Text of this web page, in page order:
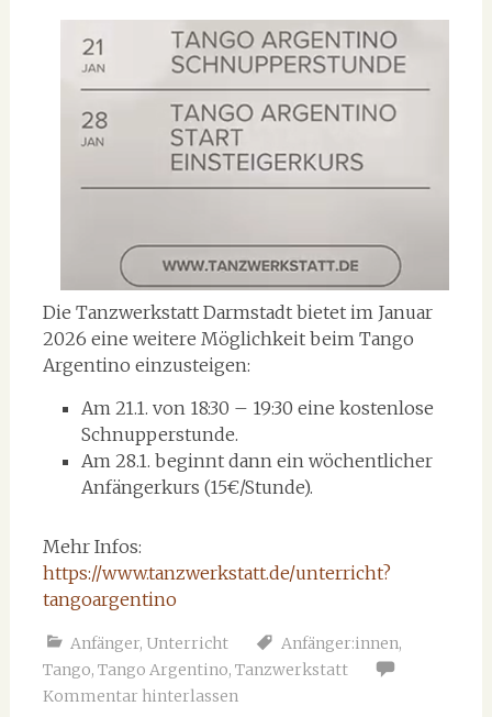
Die Tanzwerkstatt Darmstadt bietet im Januar
2026 eine weitere Möglichkeit beim Tango
Argentino einzusteigen:
Am 21.1. von 18:30 – 19:30 eine kostenlose
Schnupperstunde.
Am 28.1. beginnt dann ein wöchentlicher
Anfängerkurs (15€/Stunde).
Mehr Infos:
https://www.tanzwerkstatt.de/unterricht?
tangoargentino
Anfänger, Unterricht Anfänger:innen,
Tango, Tango Argentino, Tanzwerkstatt
Kommentar hinterlassen